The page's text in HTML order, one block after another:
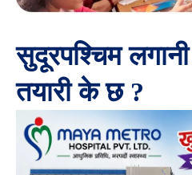
सुदूरपश्चिम
तयारी के छ ?